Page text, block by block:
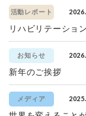
活動レポート
リハビリテーショ
お知らせ
新年のご挨拶
メディア